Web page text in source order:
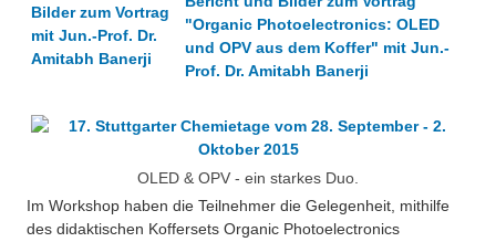
"Organic Photoelectronics: OLED
und OPV aus dem Koffer" mit Jun.-
Prof. Dr. Amitabh Banerji
OLED & OPV - ein starkes Duo.
Im Workshop haben die Teilnehmer die Gelegenheit, mithilfe
des didaktischen Koffersets Organic Photoelectronics